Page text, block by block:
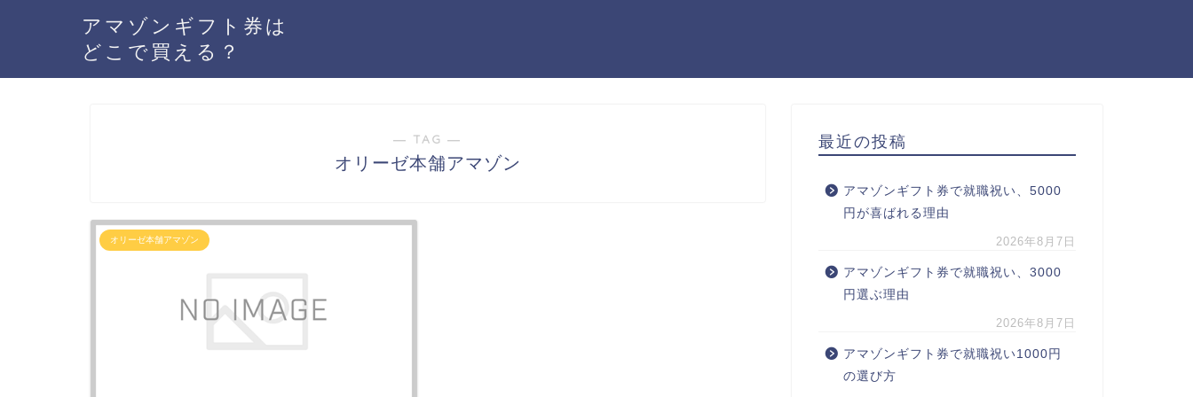
アマゾンギフト券は
どこで買える？
― TAG ―
オリーゼ本舗アマゾン
オリーゼ本舗アマゾン
最近の投稿
アマゾンギフト券で就職祝い、5000
円が喜ばれる理由
2026年8月7日
アマゾンギフト券で就職祝い、3000
円選ぶ理由
2026年8月7日
アマゾンギフト券で就職祝い1000円
の選び方